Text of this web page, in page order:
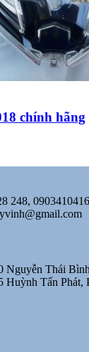
chính hãng
248, 0903410416
Nguyễn Thái
Huỳnh Tấn Phát,